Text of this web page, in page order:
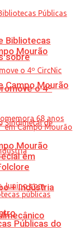
sobre
Campo Mourão
+ Indústria
Bibliotecas
Mourão
o 4º
Mourão
em
Públicas do